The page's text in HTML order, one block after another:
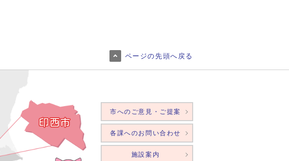
ページの先頭へ戻る
市へのご意見・ご提案
各課へのお問い合わせ
施設案内